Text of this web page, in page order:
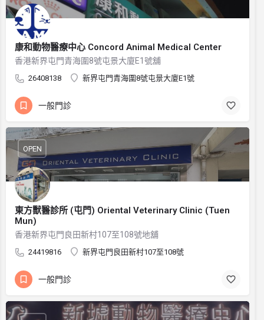
康和動物醫療中心 Concord Animal Medical Center
香港新界屯門青海圍8號屯景大廈E1號舖
26408138 新界屯門青海圍8號屯景大廈E1號
一般門診
東方獸醫診所 (屯門) Oriental Veterinary Clinic (Tuen
Mun)
香港新界屯門良田新村107至108號地舖
24419816 新界屯門良田新村107至108號
OPEN
一般門診